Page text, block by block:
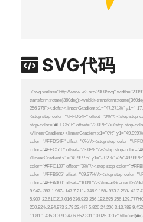
SVG代码